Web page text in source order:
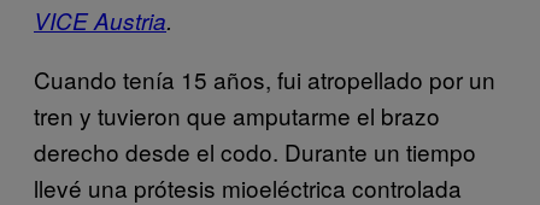
VICE Austria.
Cuando tenía 15 años, fui atropellado por un
tren y tuvieron que amputarme el brazo
derecho desde el codo. Durante un tiempo
llevé una prótesis mioeléctrica controlada